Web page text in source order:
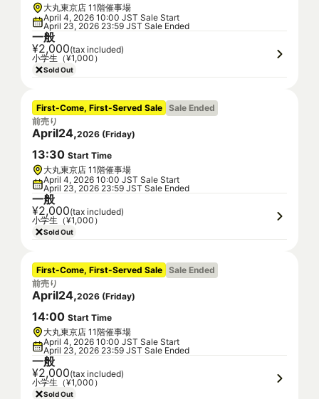
大丸東京店 11階催事場
April 4, 2026 10:00 JST Sale Start
April 23, 2026 23:59 JST Sale Ended
一般
¥2,000(tax included)
小学生（¥1,000）
Sold Out
First-Come, First-Served Sale Sale Ended
前売り
April24,2026 (Friday)
13:30 Start Time
大丸東京店 11階催事場
April 4, 2026 10:00 JST Sale Start
April 23, 2026 23:59 JST Sale Ended
一般
¥2,000(tax included)
小学生（¥1,000）
Sold Out
First-Come, First-Served Sale Sale Ended
前売り
April24,2026 (Friday)
14:00 Start Time
大丸東京店 11階催事場
April 4, 2026 10:00 JST Sale Start
April 23, 2026 23:59 JST Sale Ended
一般
¥2,000(tax included)
小学生（¥1,000）
Sold Out